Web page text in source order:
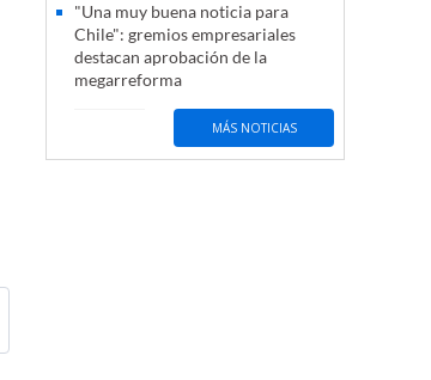
"Una muy buena noticia para
Chile": gremios empresariales
destacan aprobación de la
megarreforma
MÁS NOTICIAS